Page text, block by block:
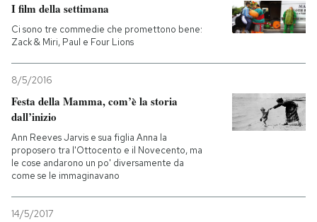
I film della settimana
Ci sono tre commedie che promettono bene:
Zack & Miri, Paul e Four Lions
8/5/2016
Festa della Mamma, com’è la storia
dall’inizio
Ann Reeves Jarvis e sua figlia Anna la
proposero tra l'Ottocento e il Novecento, ma
le cose andarono un po' diversamente da
come se le immaginavano
14/5/2017